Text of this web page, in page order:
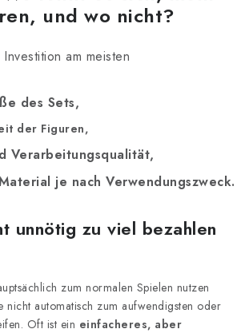
und wo nicht?
am meisten
des Sets,
der Figuren,
Verarbeitungsqualität,
je nach Verwendungszweck.
unnötig zu viel bezahlen
zum normalen Spielen nutzen
nicht automatisch zum aufwendigsten oder
Oft ist ein einfacheres, aber